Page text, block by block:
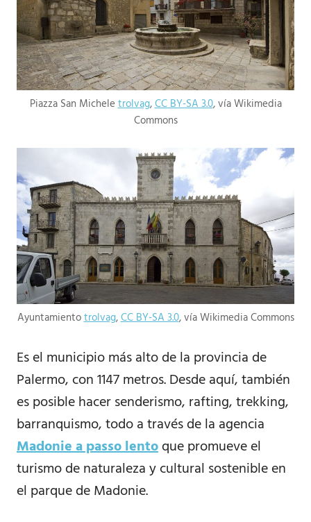
Piazza San Micheletrolvag,CC BY-SA 3.0, vía Wikimedia
Commons
Ayuntamientotrolvag,CC BY-SA 3.0, vía Wikimedia Commons
Es el municipio más alto de la provincia de
Palermo, con 1147 metros. Desde aquí, también
es posible hacer senderismo, rafting, trekking,
barranquismo, todo a través de la agencia
Madonie a passo lentoque promueve el
turismo de naturaleza y cultural sostenible en
el parque de Madonie.